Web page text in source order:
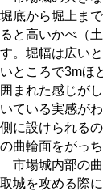
堀底から堀上ま
ると高いかべ（
す。堀幅は広い
いところで3mほ
囲まれた感じが
いている実感が
側に設けられる
の曲輪面をがっ
市場城内部の
取城を攻める際